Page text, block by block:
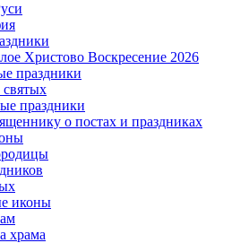
Христово Воскресение 2026
праздники
праздники
о постах и праздниках
иконы
храма